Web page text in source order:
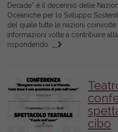
Decade” è il decennio delle
Oceaniche per lo Sviluppo
del quale tutte le nazioni
informazioni volte a contribuire
rispondendo
cibo